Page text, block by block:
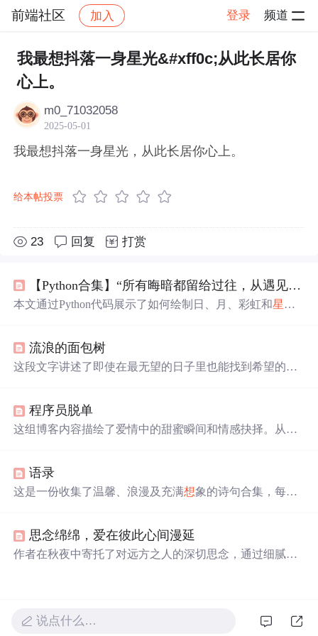
前端社区 加入 登录 频道
社区 前端社区 感慨 帖子详情
我最想抖落一身星光&#xff0c;从此长居你
心上。
m0_71032058
2025-05-01
我最想抖落一身星光，从此长居你心上。
给本帖投票
23 回复 打赏
【Python合集】“所有晦暗都留给过往，从遇见你开始，凛冬散尽，星河长明”（附四款源码）
本文通过Python代码展示了如何绘制日、月、彩虹和星光
的诗意句子，增添艺术气息。
流浪的面包树
这段文字讲述了即使在最无望的日子里也能找到希望的故
忆会让人感到孤独和迷茫。
程序员脱单
这组博客内容描绘了爱情中的甜蜜瞬间和情感抉择。从取
仪之人后，宏大理
坚定。这些温馨的表达展现了情感世界中细腻的心境变
语录
这是一份收集了温馨、浪漫及充满想象的诗句合集，每一
首小诗，让人沉醉。
思念绵绵，爱在彼此心间漫延
作者在秋夜中寄托了对远方之人的深切思念，通过细腻的
说点什么…